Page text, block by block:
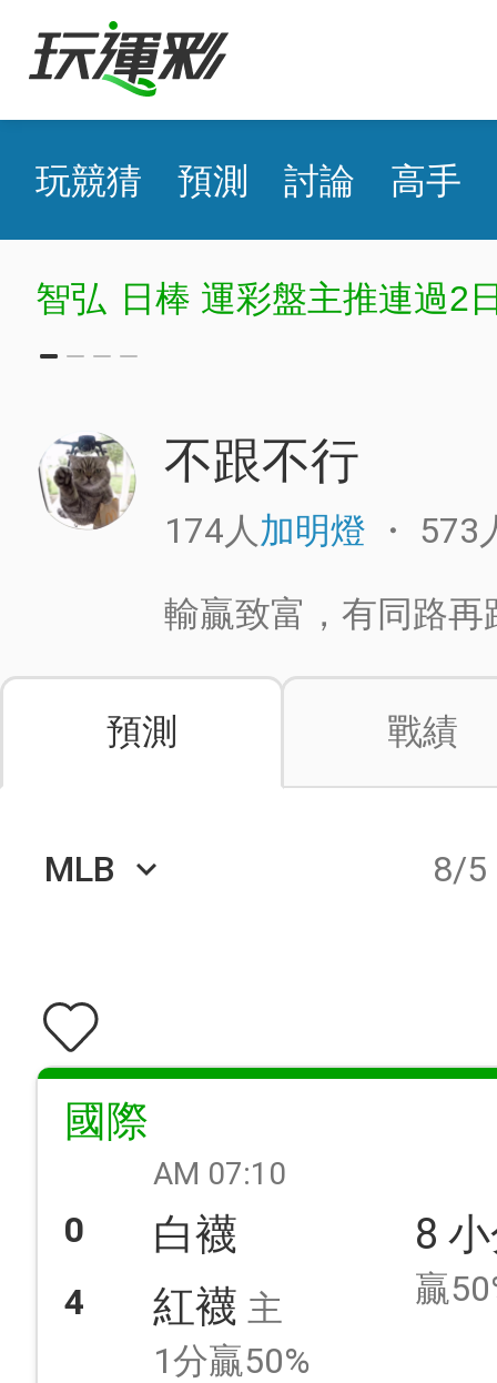
玩競猜 預測 討論 高手
棒 運彩盤主推連過2日
不跟不行
174人加明燈 ・ 573
輸贏致富，有同路
預測 戰績
MLB keyboard_arrow_down 8/5
國際
AM 07:10
0 白襪
4 紅襪 主
1分贏50%
8
贏